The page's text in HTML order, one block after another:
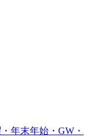
年末年始・GW・